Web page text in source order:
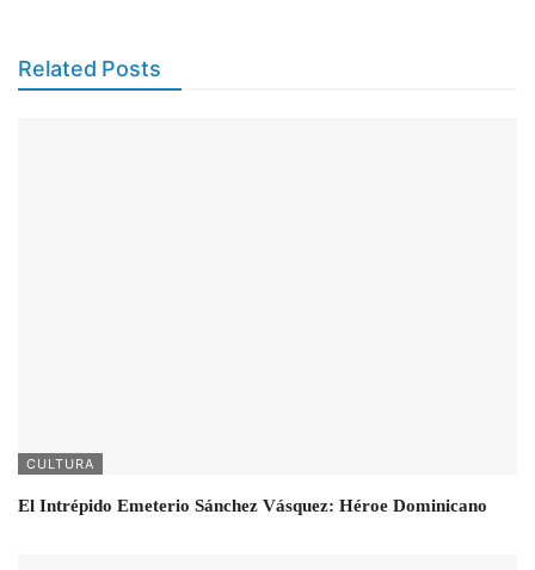
Related Posts
CULTURA
El Intrépido Emeterio Sánchez Vásquez: Héroe Dominicano